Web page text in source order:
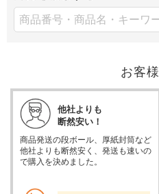
お客様
他社よりも
断然安い！
商品発送の段ボール、厚紙封筒など
他社よりも断然安く、発送も速いの
で購入を決めました。